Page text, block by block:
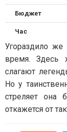
Бюджет
Час
Угораздило
время. Здесь
слагают
Но у
стреляет она
откажется от